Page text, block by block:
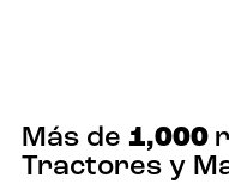
Más de 1,000
Tractores y